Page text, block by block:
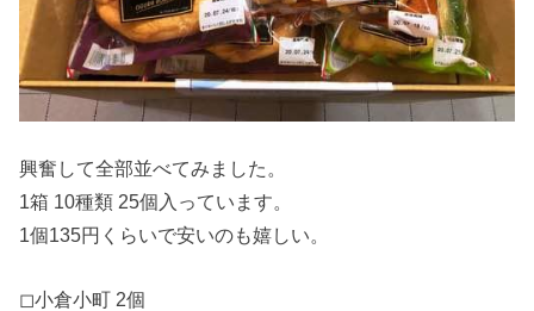
興奮して全部並べてみました。
1箱 10種類 25個入っています。
1個135円くらいで安いのも嬉しい。
◻︎小倉小町 2個